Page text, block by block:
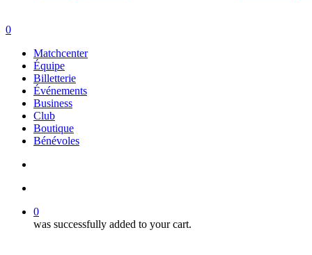
search
account
0
Matchcenter
Équipe
Billetterie
Événements
Business
Club
Boutique
Bénévoles
0
was successfully added to your cart.